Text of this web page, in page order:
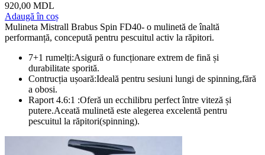
920,00 MDL
Adaugă în coș
Mulineta Mistrall Brabus Spin FD40- o mulinetă de înaltă
performanță, concepută pentru pescuitul activ la răpitori.
7+1 rumelți:Asigură o funcționare extrem de fină și
durabilitate sporită.
Contrucția ușoară:Ideală pentru sesiuni lungi de spinning,fără
a obosi.
Raport 4.6:1 :Oferă un ecchilibru perfect între viteză și
putere.Aceată mulinetă este alegerea excelentă pentru
pescuitul la răpitori(spinning).